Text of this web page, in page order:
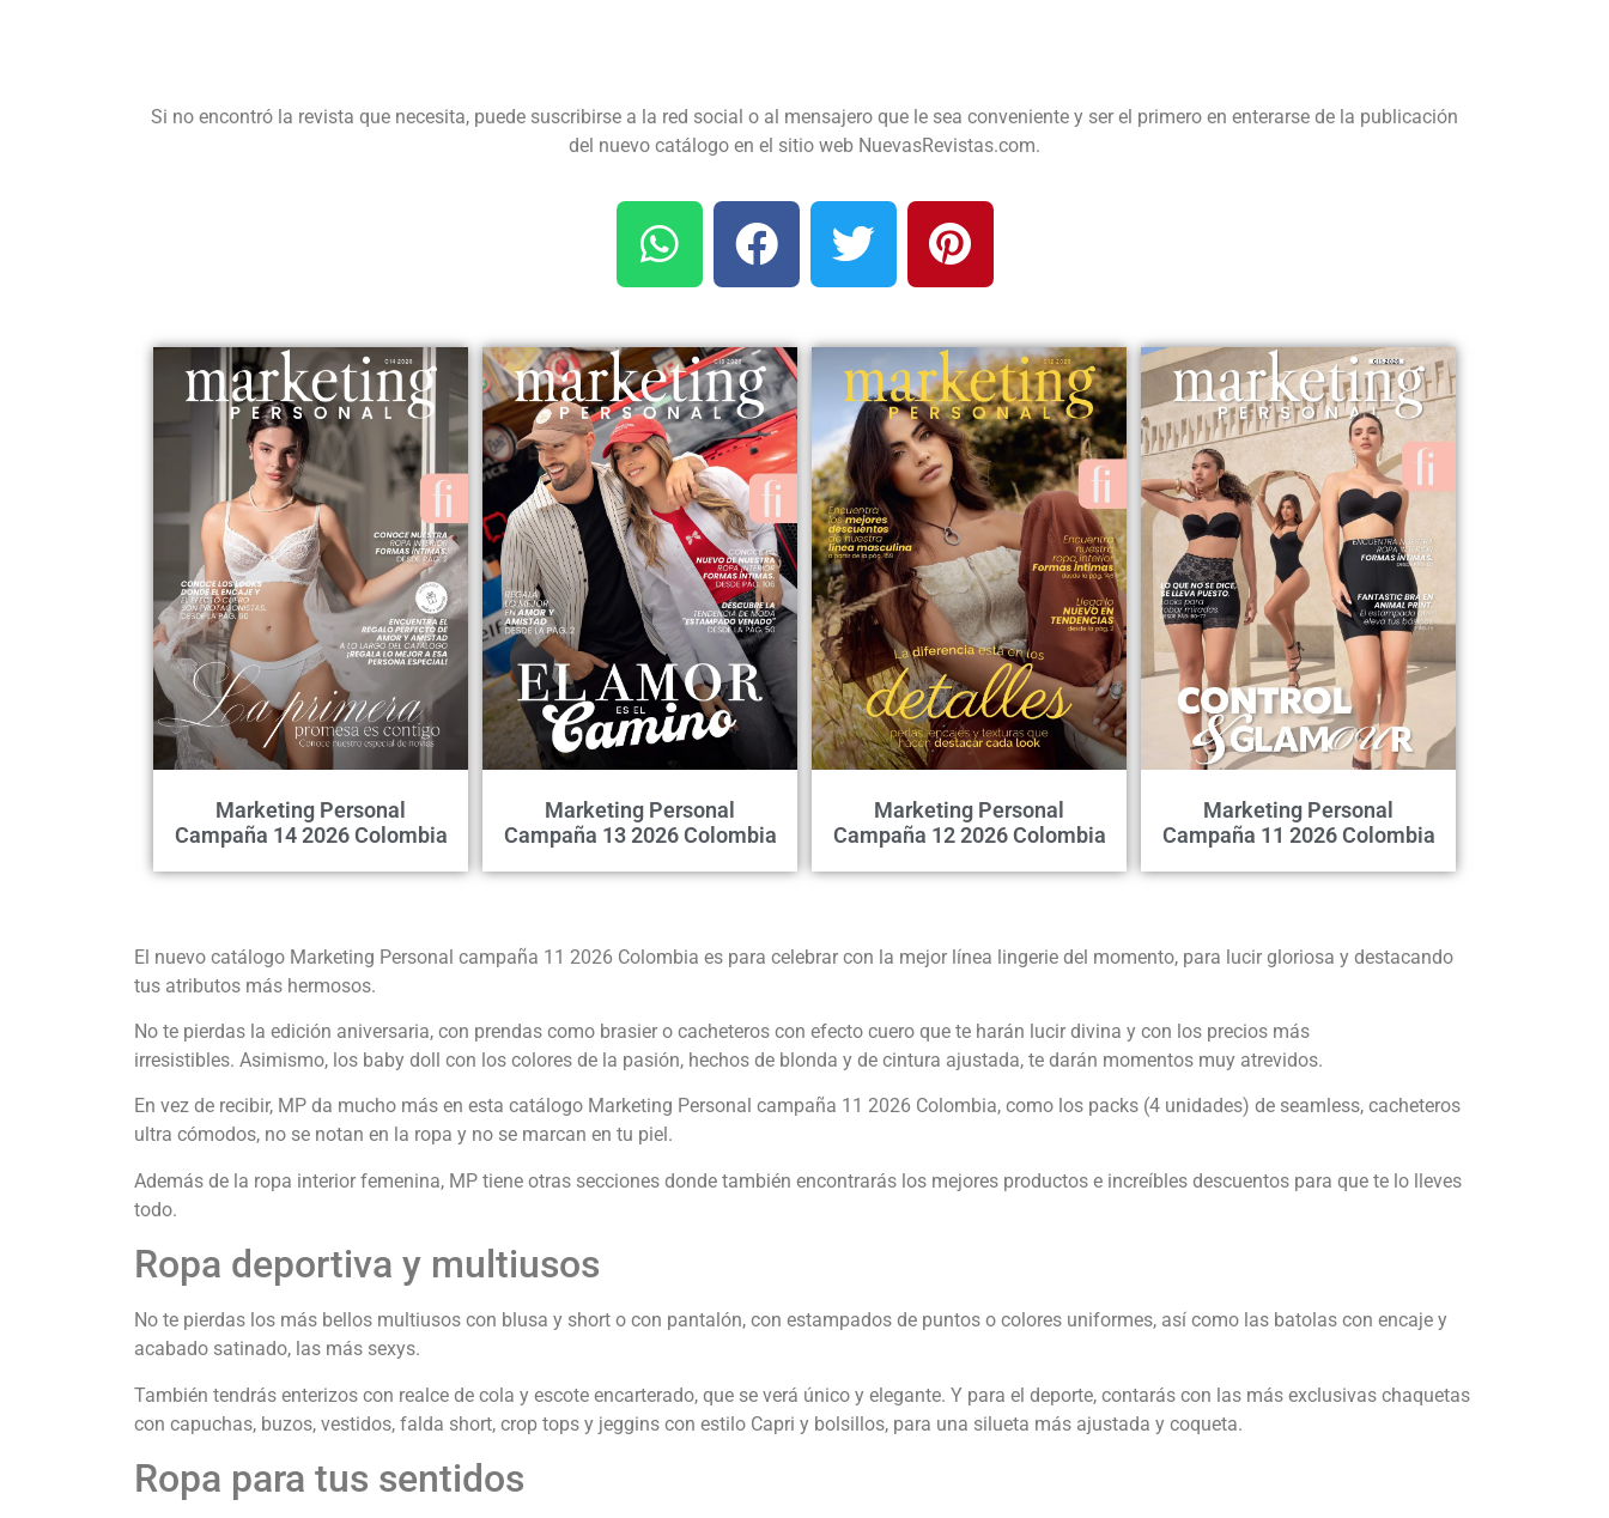
Si no encontró la revista que necesita, puede suscribirse a la red social o al mensajero que le sea conveniente y ser el primero en enterarse de la publicación
del nuevo catálogo en el sitio web NuevasRevistas.com.
Marketing Personal
Campaña 14 2026 Colombia
Marketing Personal
Campaña 13 2026 Colombia
Marketing Personal
Campaña 12 2026 Colombia
Marketing Personal
Campaña 11 2026 Colombia
El nuevo catálogo Marketing Personal campaña 11 2026 Colombia es para celebrar con la mejor línea lingerie del momento, para lucir gloriosa y destacando
tus atributos más hermosos.
No te pierdas la edición aniversaria, con prendas como brasier o cacheteros con efecto cuero que te harán lucir divina y con los precios más
irresistibles. Asimismo, los baby doll con los colores de la pasión, hechos de blonda y de cintura ajustada, te darán momentos muy atrevidos.
En vez de recibir, MP da mucho más en esta catálogo Marketing Personal campaña 11 2026 Colombia, como los packs (4 unidades) de seamless, cacheteros
ultra cómodos, no se notan en la ropa y no se marcan en tu piel.
Además de la ropa interior femenina, MP tiene otras secciones donde también encontrarás los mejores productos e increíbles descuentos para que te lo lleves
todo.
Ropa deportiva y multiusos
No te pierdas los más bellos multiusos con blusa y short o con pantalón, con estampados de puntos o colores uniformes, así como las batolas con encaje y
acabado satinado, las más sexys.
También tendrás enterizos con realce de cola y escote encarterado, que se verá único y elegante. Y para el deporte, contarás con las más exclusivas chaquetas
con capuchas, buzos, vestidos, falda short, crop tops y jeggins con estilo Capri y bolsillos, para una silueta más ajustada y coqueta.
Ropa para tus sentidos